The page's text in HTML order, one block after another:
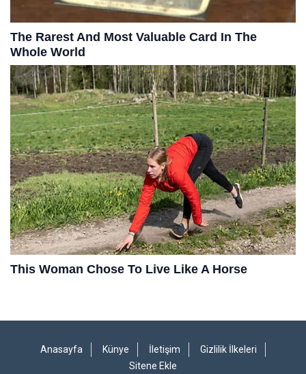
Anasayfa Künye İletişim
Gizlilik İlkeleri
Sitene Ekle